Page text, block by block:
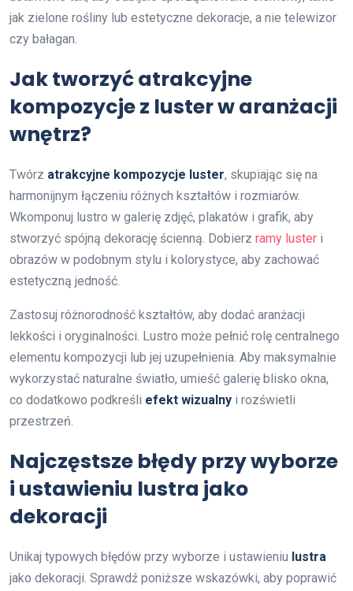
jak zielone rośliny lub estetyczne dekoracje, a nie telewizor
czy bałagan.
Jak tworzyć atrakcyjne
kompozycje z luster w aranżacji
wnętrz?
Twórz atrakcyjne kompozycje luster, skupiając się na
harmonijnym łączeniu różnych kształtów i rozmiarów.
Wkomponuj lustro w galerię zdjęć, plakatów i grafik, aby
stworzyć spójną dekorację ścienną. Dobierz ramy luster i
obrazów w podobnym stylu i kolorystyce, aby zachować
estetyczną jedność.
Zastosuj różnorodność kształtów, aby dodać aranżacji
lekkości i oryginalności. Lustro może pełnić rolę centralnego
elementu kompozycji lub jej uzupełnienia. Aby maksymalnie
wykorzystać naturalne światło, umieść galerię blisko okna,
co dodatkowo podkreśli efekt wizualny i rozświetli
przestrzeń.
Najczęstsze błędy przy wyborze
i ustawieniu lustra jako
dekoracji
Unikaj typowych błędów przy wyborze i ustawieniu lustra
jako dekoracji. Sprawdź poniższe wskazówki, aby poprawić